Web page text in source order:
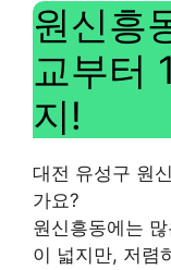
원신흥
교부터
지!
대전 유성구 원
가요?
원신흥동에는
이 넓지만, 저렴